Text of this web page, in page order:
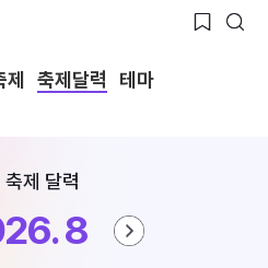
제 축제달력 테마
축제 달력
8